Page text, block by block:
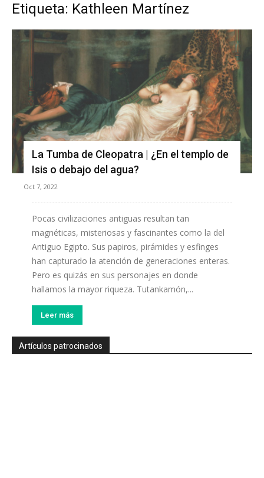
Etiqueta: Kathleen Martínez
La Tumba de Cleopatra | ¿En el templo de
Isis o debajo del agua?
Oct 7, 2022
Pocas civilizaciones antiguas resultan tan
magnéticas, misteriosas y fascinantes como la del
Antiguo Egipto. Sus papiros, pirámides y esfinges
han capturado la atención de generaciones enteras.
Pero es quizás en sus personajes en donde
hallamos la mayor riqueza. Tutankamón,...
Leer más
Artículos patrocinados